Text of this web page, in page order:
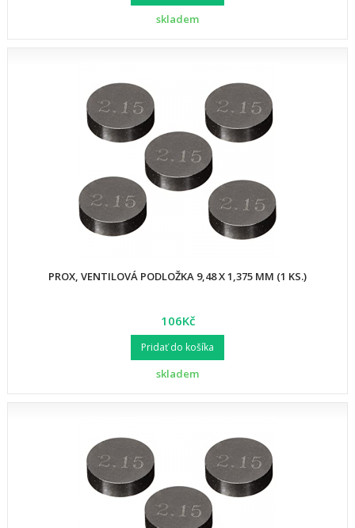
skladem
PROX, VENTILOVÁ PODLOŽKA 9,48 X 1,375 MM (1 KS.)
106Kč
Pridať do košíka
skladem